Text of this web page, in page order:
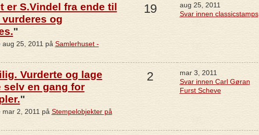
er S.Vindel fra ende til
vurderes og
"
25, 2011 på Samlerhuset -
19
aug 25, 2011
Svar innen classicstamps
Vurderte og lage
selv en gang for
"
mar 2, 2011 på Stempelobjekter på
2
mar 3, 2011
Svar innen Carl Gøran
Furst Scheve